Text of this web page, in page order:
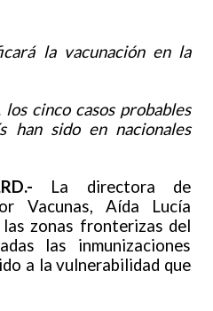
la vacunación en la
cinco casos probables
han sido en nacionales
La directora de
Vacunas, Aída Lucía
zonas fronterizas del
las inmunizaciones
a la vulnerabilidad que